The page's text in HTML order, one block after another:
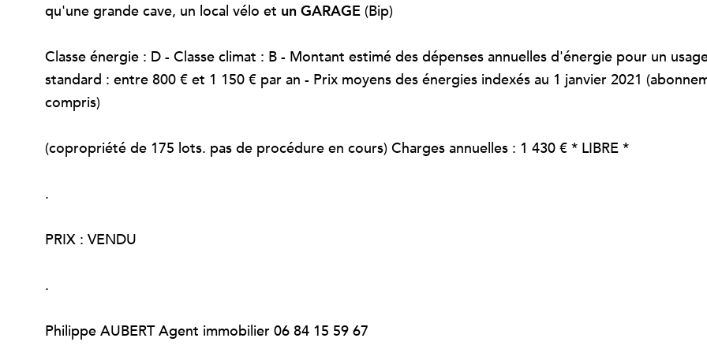
qu'une grande cave, un local vélo et un GARAGE (Bip)
Classe énergie : D - Classe climat : B - Montant estimé des dépenses annuelles d'énergie pour un
standard : entre 800 € et 1 150 € par an - Prix moyens des énergies indexés au 1 janvier 2021
compris)
(copropriété de 175 lots. pas de procédure en cours) Charges annuelles : 1 430 € * LIBRE *
.
PRIX : VENDU
.
Philippe AUBERT Agent immobilier 06 84 15 59 67